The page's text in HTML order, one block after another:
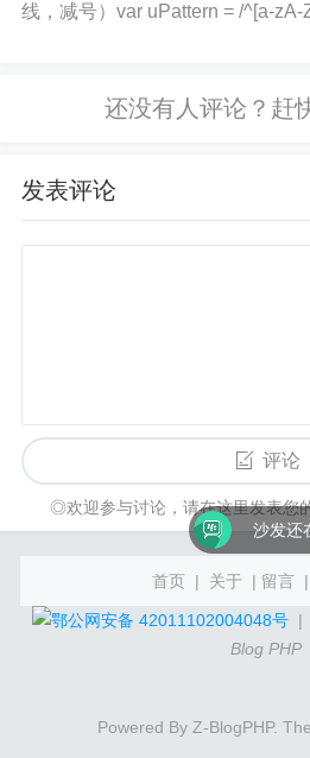
线，减号）var uPattern = /^[a-zA-
发表评论
评论
◎欢迎参与讨论，请在这里发表您
首页 | 关于 | 留言 |
鄂公网安备 42011102004048号 |
Blog PHP
Powered By Z-BlogPHP.
沙发还